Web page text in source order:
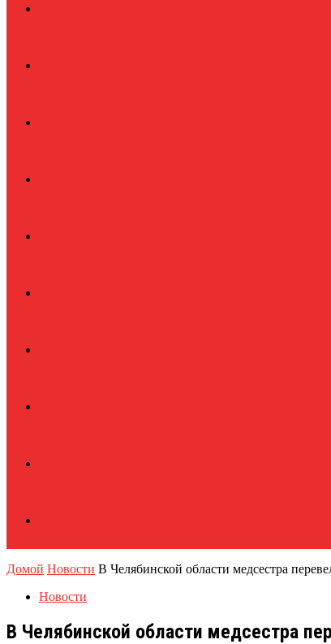
Домой Новости В Челябинской области медсестра
Новости
В Челябинской области медсестра